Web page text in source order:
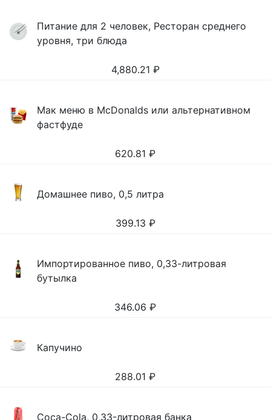
Питание для 2 человек, Ресторан среднего
уровня, три блюда
4,880.21 ₽
Мак меню в McDonalds или альтернативном
фастфуде
620.81 ₽
Домашнее пиво, 0,5 литра
399.13 ₽
Импортированное пиво, 0,33-литровая
бутылка
346.06 ₽
Капучино
288.01 ₽
Coca-Cola, 0,33-литровая банка